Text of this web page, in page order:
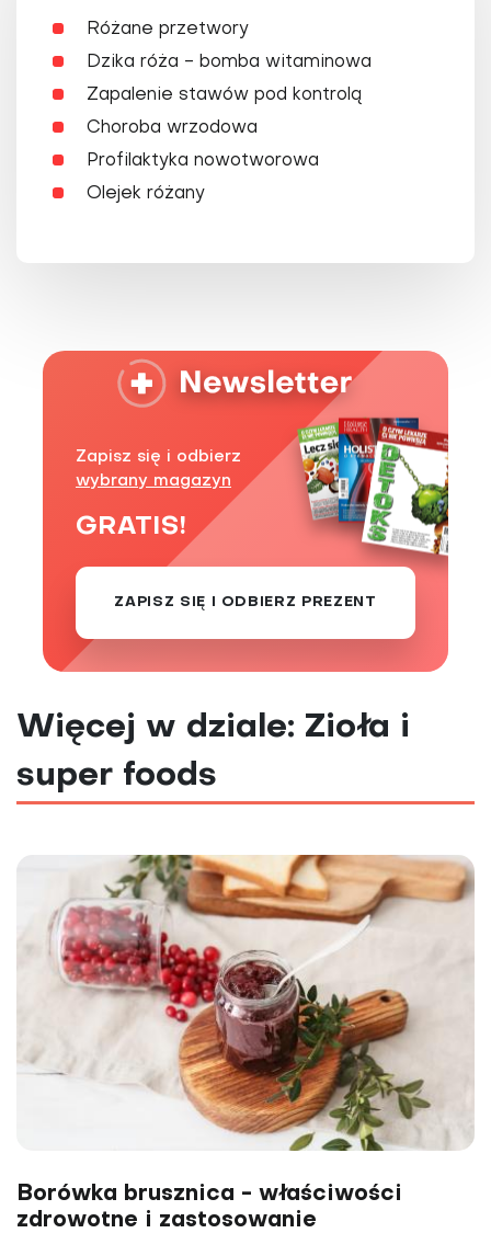
Różane przetwory
Dzika róża - bomba witaminowa
Zapalenie stawów pod kontrolą
Choroba wrzodowa
Profilaktyka nowotworowa
Olejek różany
Zapisz się i odbierz
wybrany magazyn
GRATIS!
ZAPISZ SIĘ I ODBIERZ PREZENT
Więcej w dziale: Zioła i
super foods
Borówka brusznica - właściwości
zdrowotne i zastosowanie